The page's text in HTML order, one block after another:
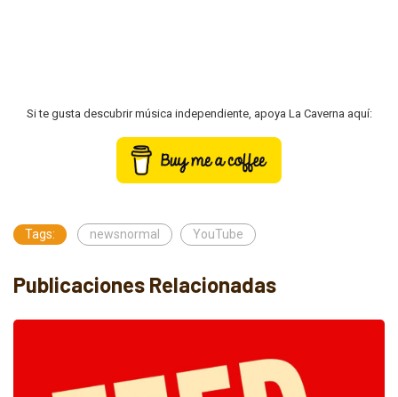
Si te gusta descubrir música independiente, apoya La Caverna aquí:
Tags: newsnormal YouTube
Publicaciones Relacionadas